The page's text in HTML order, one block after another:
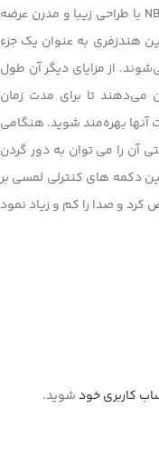
می‌دهد. هندزفری بلوتوثی گردنی وابی مدل NB3 با طراحی زیبا و مدرن عرضه
هندزفری به عنوان یک جزء
از مزایای دیگر آن طول
می‌دهند تا برای مدت زمان
بهره‌مند شوید. هنگامی
آن را می توان به دور گردن
دکمه های کنترلی لمسی بر
کرد و صدا را کم و زیاد نمود
کاربری خودشوید.